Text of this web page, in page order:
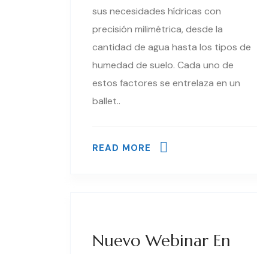
sus necesidades hídricas con
precisión milimétrica, desde la
cantidad de agua hasta los tipos de
humedad de suelo. Cada uno de
estos factores se entrelaza en un
ballet..
READ MORE
Nuevo Webinar En